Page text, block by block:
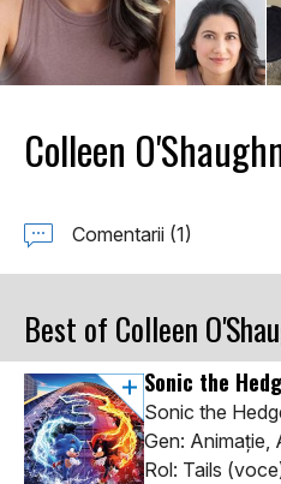
Colleen
Comentarii (1)
Best of Colleen
Sonic the
Sonic the
Gen: Animaţie,
Rol: Tails